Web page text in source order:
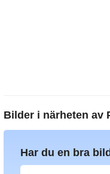
Bilder i närheten av
Har du en bra